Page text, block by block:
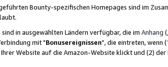
Bounty-spezifischen Homepages sind im
sind in ausgewählten Ländern verfügbar, die im Anhang („
mit "Bonusereignissen", die eintreten, wenn
Website auf die Amazon-Website klickt und (2)